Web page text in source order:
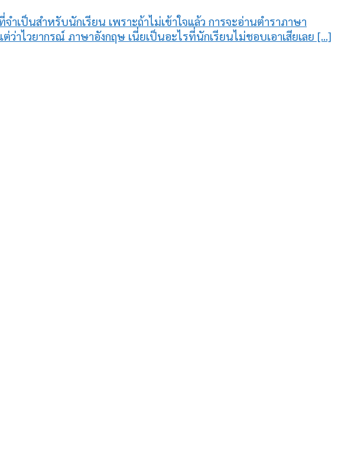
ป็นสำหรับนักเรียน เพราะถ้าไม่เข้าใจแล้ว การจะอ่านตำราภาษา
ว่าไวยากรณ์ ภาษาอังกฤษ เนี่ยเป็นอะไรที่นักเรียนไม่ชอบเอาเสียเลย [...]